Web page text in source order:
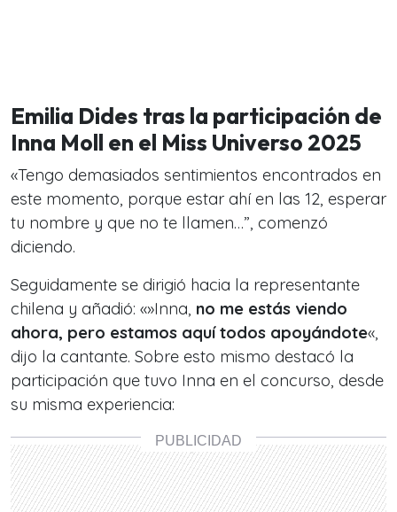
Emilia Dides tras la participación de
Inna Moll en el Miss Universo 2025
«Tengo demasiados sentimientos encontrados en
este momento, porque estar ahí en las 12, esperar
tu nombre y que no te llamen…”, comenzó
diciendo.
Seguidamente se dirigió hacia la representante
chilena y añadió: «»Inna, no me estás viendo
ahora, pero estamos aquí todos apoyándote«,
dijo la cantante. Sobre esto mismo destacó la
participación que tuvo Inna en el concurso, desde
su misma experiencia: